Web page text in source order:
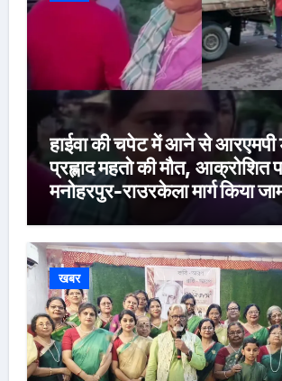
हाईवा की चपेट में आने से आरएमपी
प्रह्लाद महतो की मौत, आक्रोशित
मनोहरपुर-राउरकेला मार्ग किया
खबर